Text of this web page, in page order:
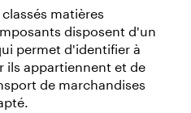
matières
disposent d'un
permet d'identifier à
ils appartiennent et de
de marchandises